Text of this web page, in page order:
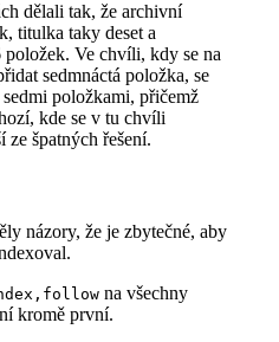
dělali tak, že archivní
titulka taky deset a
Ve chvíli, kdy se na
sedmnáctá položka, se
položkami, přičemž
kde se v tu chvíli
ze špatných řešení.
názory, že je zbytečné, aby
na všechny
kromě první.